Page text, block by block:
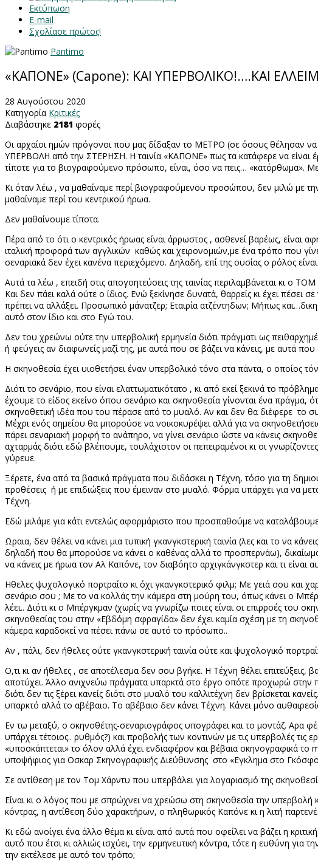
Εκτύπωση
E-mail
Σχολίασε πρώτος!
Pantimo
«ΚΑΠΟΝΕ» (Capone): ΚΑΙ ΥΠΕΡΒΟΛΙΚΟ!….ΚΑΙ
28 Αυγούστου 2020
Κατηγορία Κριτικές
Διαβάστηκε 2181 φορές
Οι αρχαίοι ημών πρόγονοι που μας δίδαξαν το ΜΕΤΡΟ (σε όσους θέλησαν να
ΥΠΕΡΒΟΛΗ από την ΣΤΕΡΗΣΗ. Η ταινία «ΚΑΠΟΝΕ» πως τα κατάφερε να είναι
τίποτε για το βιογραφούμενο πρόσωπο, είναι, όσο να πεις… «κατόρθωμα».
Κι όταν λέω , να μαθαίναμε περί βιογραφούμενου προσώπου, δεν μιλώ με
μαθαίναμε περί του κεντρικού ήρωα.
Δεν μαθαίνουμε τίποτα.
Πέρα από το ότι ο κεντρικός ήρωας είναι άρρωστος , ασθενεί βαρέως, είναι
ιταλική προφορά των αγγλικών καθώς και χειρονομιών,με ένα τρόπο που
σεναριακά δεν έχει κανένα περιεχόμενο. Δηλαδή, επί της ουσίας ο ρόλος
Αυτά τα λέω , επειδή στις απογοητεύσεις της ταινίας περιλαμβάνεται κι ο
Και δεν πάει καλά ούτε ο ίδιος. Ενώ ξεκίνησε δυνατά, θαρρείς κι έχει πέσει
πρέπει να αλλάξει. Προσωπικό μάνατζερ; Εταιρία ατζέντηδων; Μήπως
αυτό στον ίδιο και στο Εγώ του.
Δεν του χρεώνω ούτε την υπερβολική ερμηνεία διότι πράγματι ως
ή φεύγεις αν διαφωνείς μαζί της, με αυτά που σε βάζει να κάνεις, με αυτά που
Η σκηνοθεσία έχει υιοθετήσει έναν υπερβολικό τόνο στα πάντα, ο οποίος
Διότι το σενάριο, που είναι ελαττωματικότατο , κι από εκεί ξεκινά το
έχουμε το είδος εκείνο όπου σενάριο και σκηνοθεσία γίνονται ένα πράγμα,
σκηνοθετική ιδέα που του πέρασε από το μυαλό. Αν και δεν θα διέφερε το
Μέχρι ενός σημείου θα μπορούσε να νοικοκυρέψει αλλά για να
πάρει σεναριακή μορφή το ανάπηρο, να γίνει σενάριο ώστε να κάνεις
αχταρμάς διότι εδώ βλέπουμε, τουλάχιστον οι πεπειραμένοι κι οι
γύρευε.
Ξέρετε, ένα από τα βασικά πράγματα που διδάσκει η Τέχνη, τόσο για τη
προθέσεις ή με επιδιώξεις που έμειναν στο μυαλό. Φόρμα υπάρχει για να
Τέχνη.
Εδώ μιλάμε για κάτι εντελώς αφορμάριστο που προσπαθούμε να
Ωραια, δεν θέλει να κάνει μια τυπική γκανγκστερική ταινία (λες και το να
δηλαδή που θα μπορούσε να κάνει ο καθένας αλλά το προσπερνάω),
να κάνεις με ήρωα τον Αλ Καπόνε, τον διαβόητο αρχιγκάνγκστερ και τι
Ηθελες ψυχολογικό πορτραίτο κι όχι γκανγκστερικό φιλμ; Με γειά σου και
σενάριο σου ; Με το να κολλάς την κάμερα στη μούρη του, όπως κάνει ο
λέει.. Διότι κι ο Μπέργκμαν (χωρίς να γνωρίζω ποιες είναι οι επιρροές
σκηνοθεσίας του στην «Εβδόμη σφραγίδα» δεν έχει καμία σχέση με τη
κάμερα καραδοκεί να πέσει πάνω σε αυτό το πρόσωπο..
Αν , πάλι, δεν ήθελες ούτε γκανγκστερική ταινία ούτε και ψυχολογικό
Ο,τι κι αν ήθελες , σε αποτέλεσμα δεν σου βγήκε. Η Τέχνη θέλει επιτεύξεις,
αποτύχει. Άλλο ανιχνεύω πράγματα υπαρκτά στο έργο οπότε προχωρώ στην
διότι δεν τις ξέρει κανείς διότι στο μυαλό του καλλιτέχνη δεν βρίσκεται
υπαρκτό αλλά το αβέβαιο. Το αβέβαιο δεν κάνει Τέχνη. Κάνει μόνο
Εν τω μεταξύ, ο σκηνοθέτης-σεναριογράφος υπογράφει και το μοντάζ. Αρα
υπάρχει τέτοιος.. ρυθμός?) και προβολής των κοντινών με τις υπερβολές τις
«υποσκάπτεται» το όλον αλλά έχει ενδιαφέρον και βέβαια σκηνογραφικά το
υποψήφιος για Οσκαρ Σκηνογραφικής Διεύθυνσης στο «Εγκλημα στο
Σε αντίθεση με τον Τομ Χάρντυ που υπερβάλει για λογαριασμό της
Είναι κι ο λόγος που με σπρώχνει να χρεώσω στη σκηνοθεσία την υπερβολή
κόντρας, η αντίθεση δύο χαρακτήρων, ο πληθωρικός Καπόνε κι η λιτή
Κι εδώ ανοίγει ένα άλλο θέμα κι είναι από αυτά που οφείλει να βάζει η
αυτό που έτσι κι αλλιώς ισχύει, την ερμηνευτική κόντρα, τότε η ευθύνη
την εκτέλεσε με αυτό τον τρόπο;